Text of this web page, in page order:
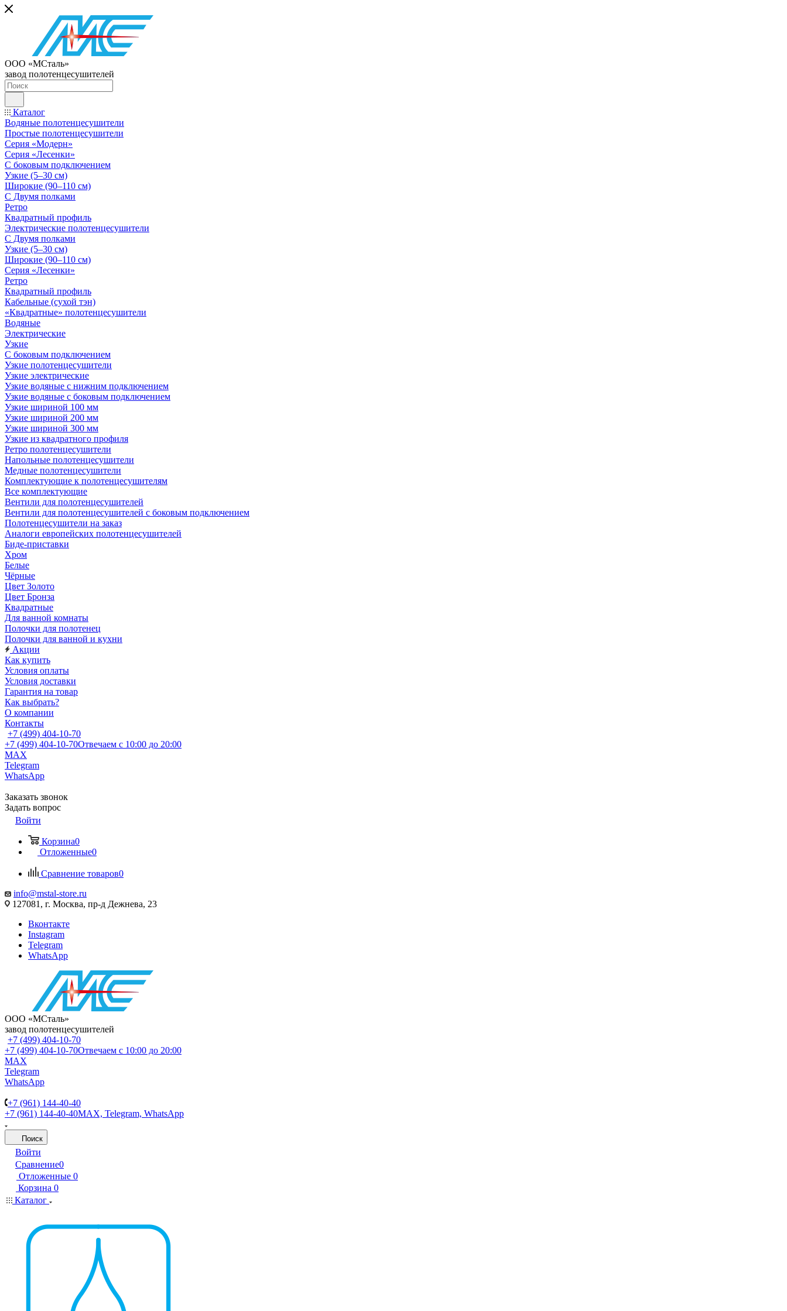
ООО «МСталь»
завод полотенцесушителей
Каталог
Водяные полотенцесушители
Простые полотенцесушители
Серия «Модерн»
Серия «Лесенки»
С боковым подключением
Узкие (5–30 см)
Широкие (90–110 см)
С Двумя полками
Ретро
Квадратный профиль
Электрические полотенцесушители
С Двумя полками
Узкие (5–30 см)
Широкие (90–110 см)
Серия «Лесенки»
Ретро
Квадратный профиль
Кабельные (сухой тэн)
«Квадратные» полотенцесушители
Водяные
Электрические
Узкие
С боковым подключением
Узкие полотенцесушители
Узкие электрические
Узкие водяные с нижним подключением
Узкие водяные с боковым подключением
Узкие шириной 100 мм
Узкие шириной 200 мм
Узкие шириной 300 мм
Узкие из квадратного профиля
Ретро полотенцесушители
Напольные полотенцесушители
Медные полотенцесушители
Комплектующие к полотенцесушителям
Все комплектующие
Вентили для полотенцесушителей
Вентили для полотенцесушителей с боковым подключением
Полотенцесушители на заказ
Аналоги европейских полотенцесушителей
Биде-приставки
Хром
Белые
Чёрные
Цвет Золото
Цвет Бронза
Квадратные
Для ванной комнаты
Полочки для полотенец
Полочки для ванной и кухни
Акции
Как купить
Условия оплаты
Условия доставки
Гарантия на товар
Как выбрать?
О компании
Контакты
+7 (499) 404-10-70
+7 (499) 404-10-70Отвечаем с 10:00 до 20:00
MAX
Telegram
WhatsApp
Заказать звонок
Задать вопрос
Войти
Корзина0
Отложенные0
Сравнение товаров0
info@mstal-store.ru
127081, г. Москва, пр-д Дежнева, 23
Вконтакте
Instagram
Telegram
WhatsApp
ООО «МСталь»
завод полотенцесушителей
+7 (499) 404-10-70
+7 (499) 404-10-70Отвечаем с 10:00 до 20:00
MAX
Telegram
WhatsApp
+7 (961) 144-40-40
+7 (961) 144-40-40MAX, Telegram, WhatsApp
Поиск
Войти
Сравнение0
Отложенные 0
Корзина 0
Каталог